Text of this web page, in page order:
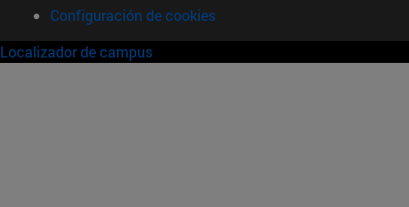
Configuración de cookies
Localizador de campus